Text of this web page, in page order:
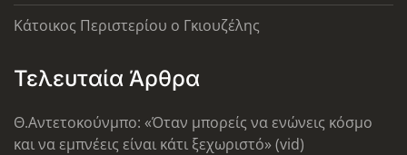
Κάτοικος Περιστερίου ο Γκιουζέλης
Τελευταία Άρθρα
Θ.Αντετοκούνμπο: «Όταν μπορείς να ενώνεις κόσμο
και να εμπνέεις είναι κάτι ξεχωριστό» (vid)